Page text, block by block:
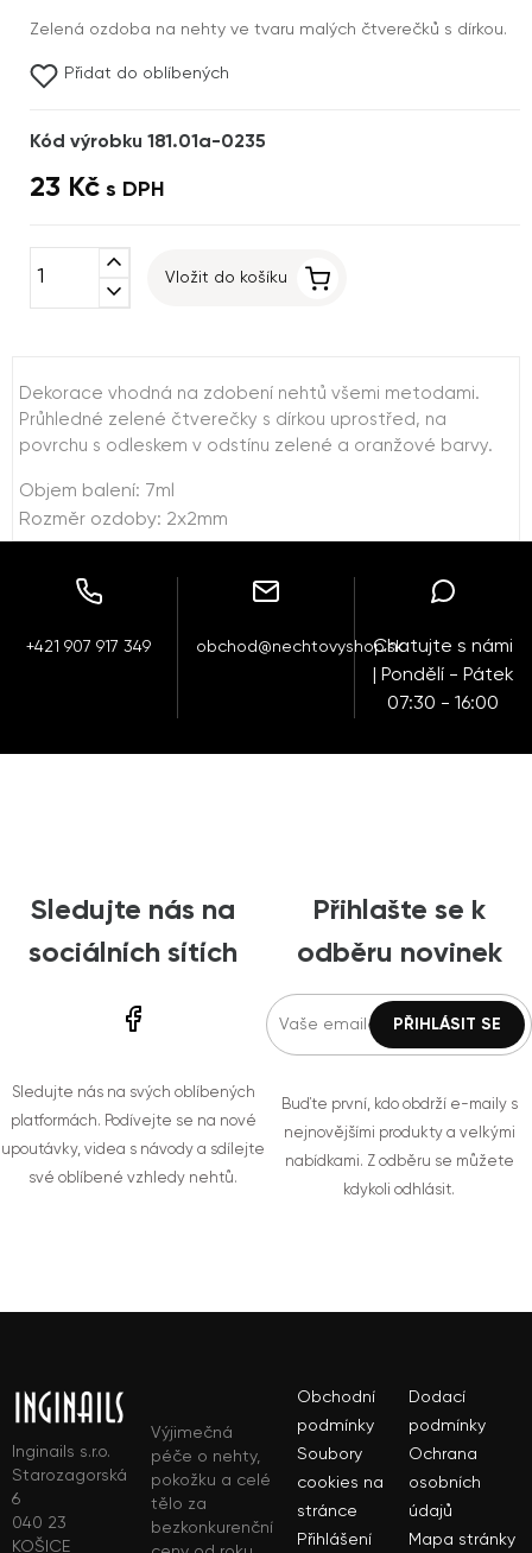
Zelená ozdoba na nehty ve tvaru malých čtverečků s dírkou.
Přidat do oblíbených
Kód výrobku 181.01a-0235
23 Kč s DPH
expand_less
expand_more
Vložit do košíku
Dekorace vhodná na zdobení nehtů všemi metodami.
Průhledné zelené čtverečky s dírkou uprostřed, na
povrchu s odleskem v odstínu zelené a oranžové barvy.
Objem balení: 7ml
Rozměr ozdoby: 2x2mm
+421 907 917 349 obchod@nechtovyshop.skChatujte s námi
| Pondělí - Pátek
07:30 - 16:00
Sledujte nás na
sociálních sítích
Sledujte nás na svých oblíbených
platformách. Podívejte se na nové
upoutávky, videa s návody a sdílejte
své oblíbené vzhledy nehtů.
Přihlašte se k
odběru novinek
Buďte první, kdo obdrží e-maily s
nejnovějšími produkty a velkými
nabídkami. Z odběru se můžete
kdykoli odhlásit.
Inginails s.r.o.
Starozagorská
6
040 23
KOŠICE
Výjimečná
péče o nehty,
pokožku a celé
tělo za
bezkonkurenční
Obchodní
podmínky
Dodací
podmínky
Soubory
cookies na
stránce
Ochrana
osobních
údajů
Přihlášení
Mapa stránky